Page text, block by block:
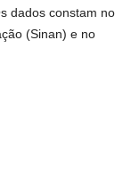
dados constam no
(Sinan) e no